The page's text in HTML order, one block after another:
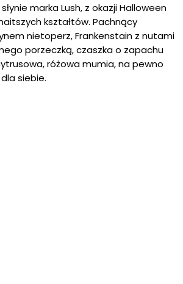
marka Lush, z okazji Halloween
kształtów. Pachnący
nietoperz, Frankenstain z nutami
porzeczką, czaszka o zapachu
różowa mumia, na pewno
siebie.